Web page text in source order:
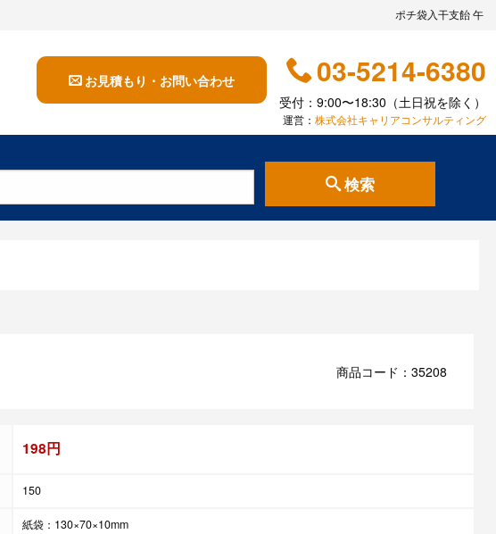
ポチ袋入干支飴 午
お見積もり・お問い合わせ 03-5214-6380
受付：9:00〜18:30（土日祝を除く）
運営：株式会社キャリアコンサルティング
検索
商品コード：35208
198円
150
紙袋：130×70×10mm